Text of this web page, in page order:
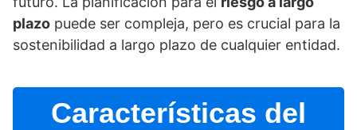
plazo puede ser compleja, pero es crucial para la
sostenibilidad a largo plazo de cualquier entidad.
Caracterí­sticas del